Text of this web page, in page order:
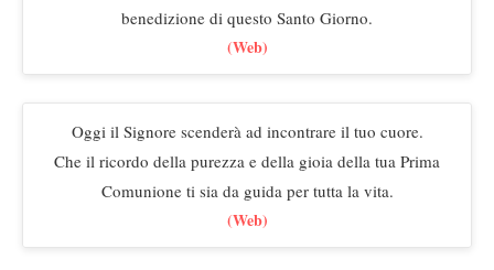
benedizione di questo Santo Giorno.
(Web)
Oggi il Signore scenderà ad incontrare il tuo cuore.
Che il ricordo della purezza e della gioia della tua Prima
Comunione ti sia da guida per tutta la vita.
(Web)